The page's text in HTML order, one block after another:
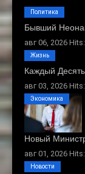
Бывший
авг 06, 2026
Политика
Каждый
авг 03, 2026
Жизнь
Новый
авг 01, 2026
Экономика
Новости